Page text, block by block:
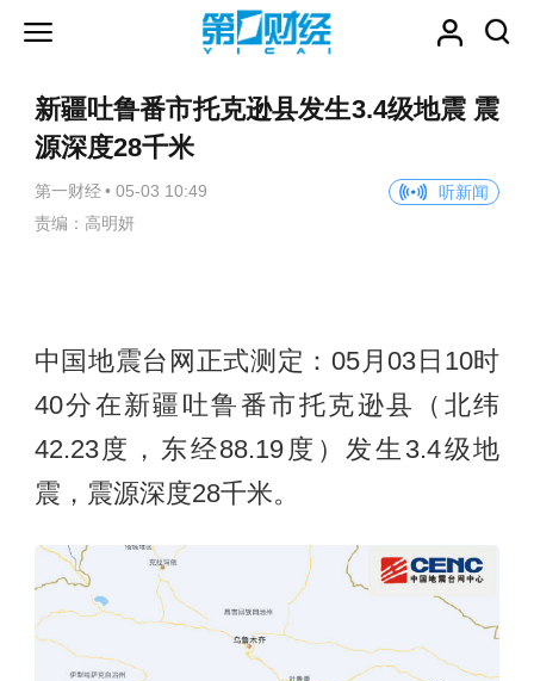
新疆吐鲁番市托克逊县发生3.4级地震 震
源深度28千米
第一财经 • 05-03 10:49
听新闻
责编：高明妍
中国地震台网正式测定：05月03日10时
40分在新疆吐鲁番市托克逊县（北纬
42.23度，东经88.19度）发生3.4级地
震，震源深度28千米。